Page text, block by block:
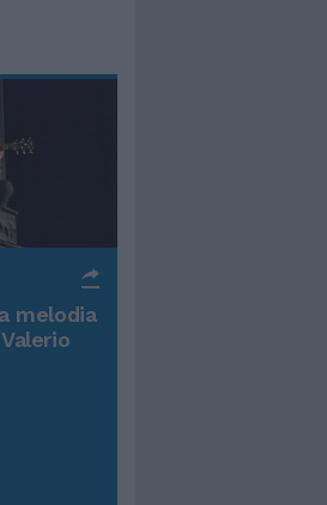
melodia